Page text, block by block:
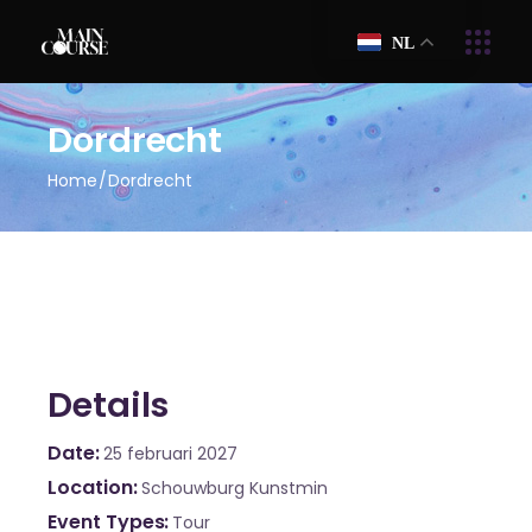
NL
Dordrecht
Home Dordrecht
Details
Date 25 februari 2027
Location Schouwburg Kunstmin
Event Types Tour